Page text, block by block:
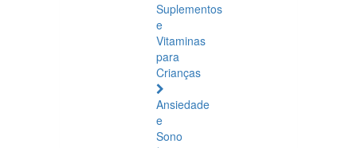
Suplementos
e
Vitaminas
para
Crianças
Ansiedade
e
Sono